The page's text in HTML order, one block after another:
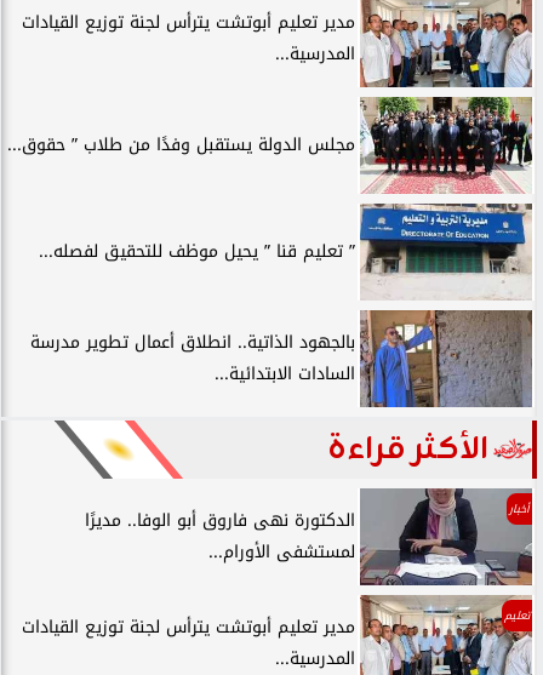
مدير تعليم أبوتشت يترأس لجنة توزيع القيادات
المدرسية...
مجلس الدولة يستقبل وفدًا من طلاب ” حقوق...
” تعليم قنا ” يحيل موظف للتحقيق لفصله...
بالجهود الذاتية.. انطلاق أعمال تطوير مدرسة
السادات الابتدائية...
الأكثر قراءة
أخبار
الدكتورة نهى فاروق أبو الوفا.. مديرًا
لمستشفى الأورام...
تعليم
مدير تعليم أبوتشت يترأس لجنة توزيع القيادات
المدرسية...